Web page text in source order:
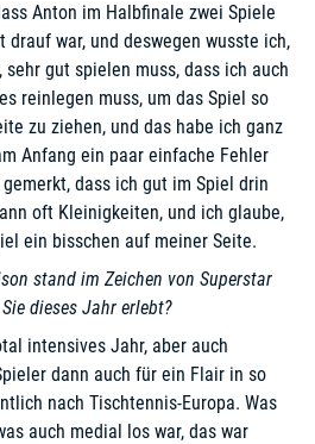
Anton im Halbfinale zwei Spiele
drauf war, und deswegen wusste ich,
gut spielen muss, dass ich auch
reinlegen muss, um das Spiel so
zu ziehen, und das habe ich ganz
Anfang ein paar einfache Fehler
dass ich gut im Spiel drin
oft Kleinigkeiten, und ich glaube,
ein bisschen auf meiner Seite.
stand im Zeichen von Superstar
dieses Jahr erlebt?
intensives Jahr, aber auch
dann auch für ein Flair in so
nach Tischtennis-Europa. Was
auch medial los war, das war